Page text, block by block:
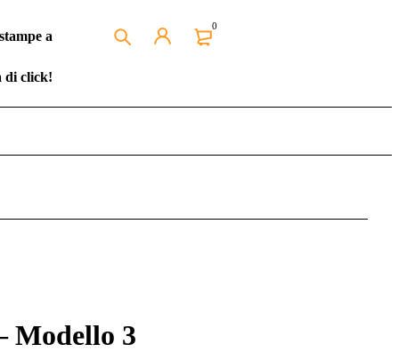
0
a
di click!
Modello 3